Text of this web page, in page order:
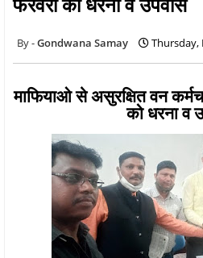
Gondwana Samay Thursday,
माफियाओ से असुरक्षित वन
को धरना व